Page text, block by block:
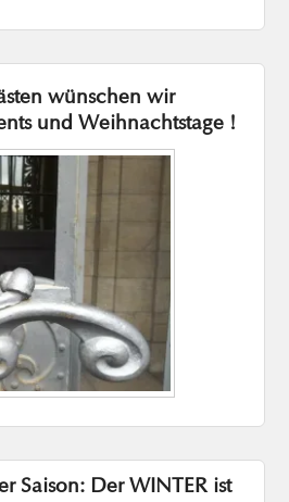
wünschen wir
und Weihnachtstage !
Saison: Der WINTER ist